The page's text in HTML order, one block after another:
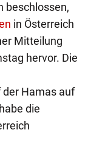
beschlossen,
in Österreich
Mitteilung
hervor. Die
Hamas auf
die